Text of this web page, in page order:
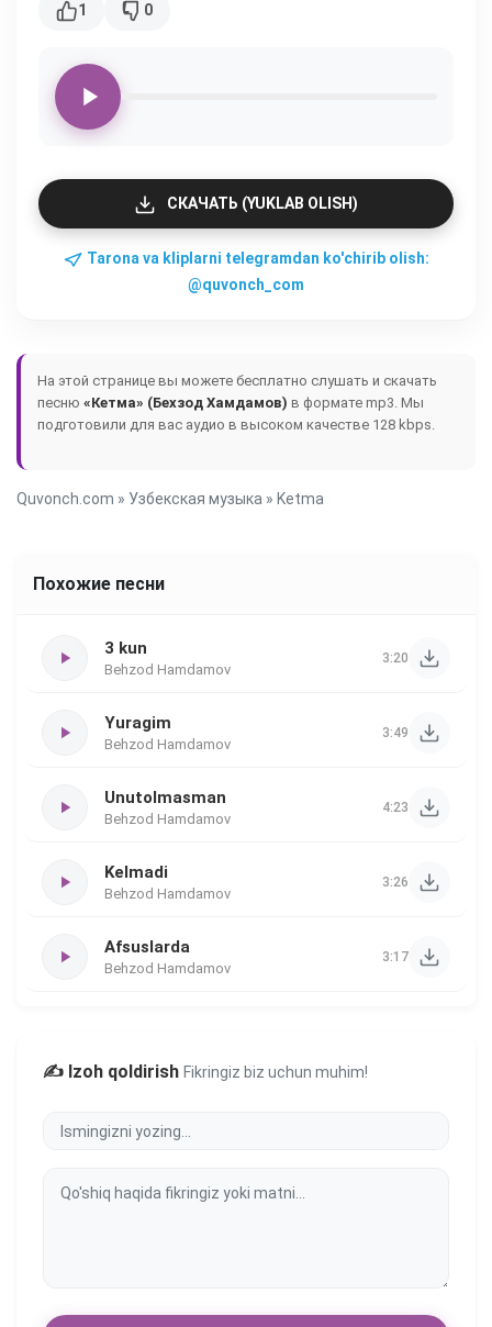
1 0
СКАЧАТЬ (YUKLAB OLISH)
Tarona va kliplarni telegramdan ko'chirib olish:
@quvonch_com
На этой странице вы можете бесплатно слушать и скачать
песню «Кетма» (Бехзод Хамдамов) в формате mp3. Мы
подготовили для вас аудио в высоком качестве 128 kbps.
Quvonch.com » Узбекская музыка » Ketma
Похожие песни
3 kun
Behzod Hamdamov
3:20
Yuragim
Behzod Hamdamov
3:49
Unutolmasman
Behzod Hamdamov
4:23
Kelmadi
Behzod Hamdamov
3:26
Afsuslarda
Behzod Hamdamov
3:17
✍️ Izoh qoldirish Fikringiz biz uchun muhim!